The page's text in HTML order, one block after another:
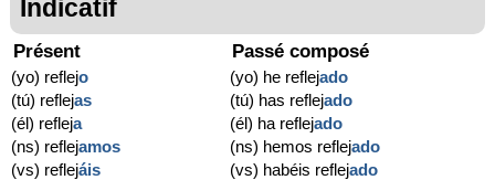
Indicatif
Présent
(yo) reflejo
(tú) reflejas
(él) refleja
(ns) reflejamos
(vs) reflejáis
Passé composé
(yo) he reflejado
(tú) has reflejado
(él) ha reflejado
(ns) hemos reflejado
(vs) habéis reflejado